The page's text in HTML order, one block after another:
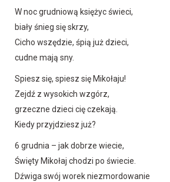
W noc grudniową księżyc świeci,
biały śnieg się skrzy,
Cicho wszędzie, śpią już dzieci,
cudne mają sny.
Spiesz się, spiesz się Mikołaju!
Zejdź z wysokich wzgórz,
grzeczne dzieci cię czekają.
Kiedy przyjdziesz już?
6 grudnia – jak dobrze wiecie,
Święty Mikołaj chodzi po świecie.
Dźwiga swój worek niezmordowanie